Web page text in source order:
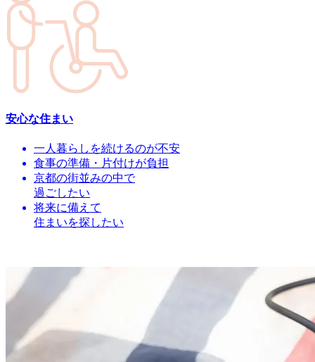
安心な住まい
一人暮らしを続けるのが不安
食事の準備・片付けが負担
京都の街並みの中で
過ごしたい
将来に備えて
住まいを探したい